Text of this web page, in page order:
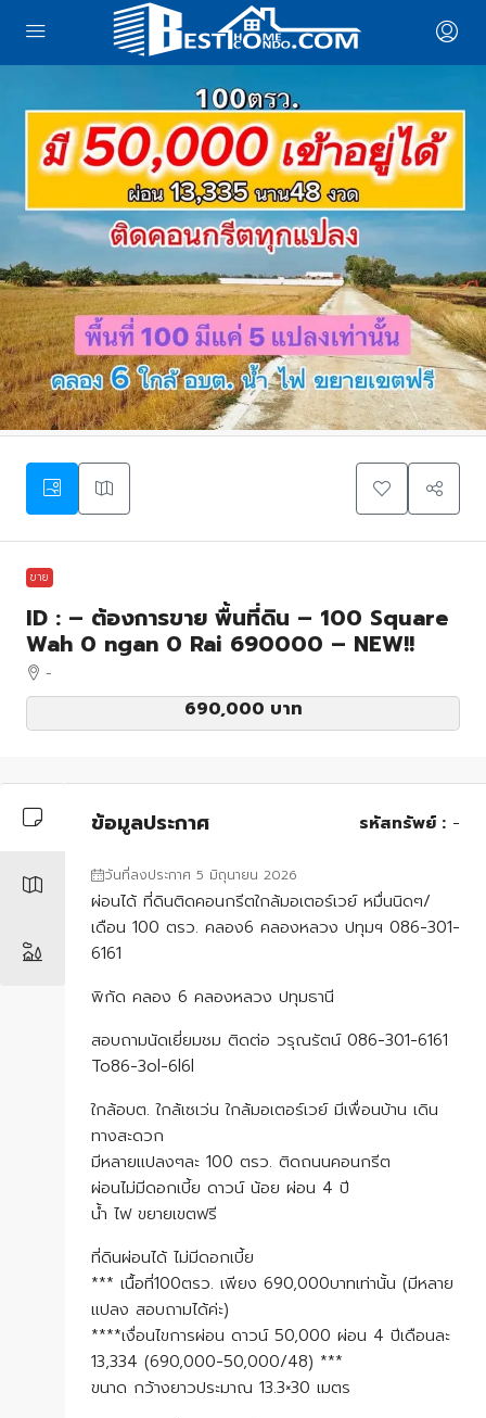
ขาย
ID : – ต้องการขาย พื้นที่ดิน – 100 Square
Wah 0 ngan 0 Rai 690000 – NEW!!
-
690,000 บาท
ข้อมูลประกาศ รหัสทรัพย์ : -
วันที่ลงประกาศ 5 มิถุนายน 2026
ผ่อนได้ ที่ดินติดคอนกรีตใกล้มอเตอร์เวย์ หมื่นนิดๆ/
เดือน 100 ตรว. คลอง6 คลองหลวง ปทุมฯ 086-301-
6161
พิกัด คลอง 6 คลองหลวง ปทุมธานี
สอบถามนัดเยี่ยมชม ติดต่อ วรุณรัตน์ 086-301-6161
To86-3ol-6l6l
ใกล้อบต. ใกล้เซเว่น ใกล้มอเตอร์เวย์ มีเพื่อนบ้าน เดิน
ทางสะดวก
มีหลายแปลงๆละ 100 ตรว. ติดถนนคอนกรีต
ผ่อนไม่มีดอกเบี้ย ดาวน์ น้อย ผ่อน 4 ปี
น้ำ ไฟ ขยายเขตฟรี
ที่ดินผ่อนได้ ไม่มีดอกเบี้ย
*** เนื้อที่100ตรว. เพียง 690,000บาทเท่านั้น (มีหลาย
แปลง สอบถามได้ค่ะ)
****เงื่อนไขการผ่อน ดาวน์ 50,000 ผ่อน 4 ปีเดือนละ
13,334 (690,000-50,000/48) ***
ขนาด กว้างยาวประมาณ 13.3×30 เมตร